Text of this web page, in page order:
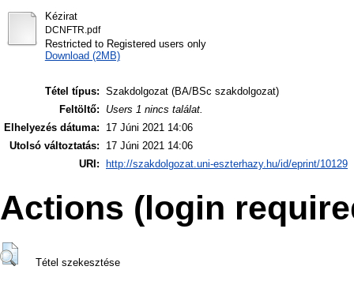
Kézirat
DCNFTR.pdf
Restricted to Registered users only
Download (2MB)
Tétel típus: Szakdolgozat (BA/BSc szakdolgozat)
Feltöltő:
Users 1 nincs találat.
Elhelyezés dátuma:
17 Júni 2021 14:06
Utolsó változtatás:
17 Júni 2021 14:06
URI:
http://szakdolgozat.uni-eszterhazy.hu/id/eprint/10129
Actions (login
Tétel szekesztése